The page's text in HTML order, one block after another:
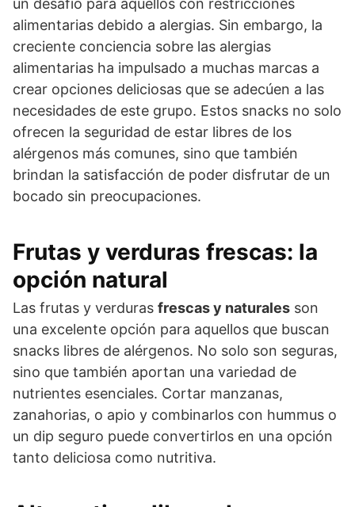
un desafío para aquellos con restricciones
alimentarias debido a alergias. Sin embargo, la
creciente conciencia sobre las alergias
alimentarias ha impulsado a muchas marcas a
crear opciones deliciosas que se adecúen a las
necesidades de este grupo. Estos snacks no solo
ofrecen la seguridad de estar libres de los
alérgenos más comunes, sino que también
brindan la satisfacción de poder disfrutar de un
bocado sin preocupaciones.
Frutas y verduras frescas: la
opción natural
Las frutas y verduras frescas y naturales son
una excelente opción para aquellos que buscan
snacks libres de alérgenos. No solo son seguras,
sino que también aportan una variedad de
nutrientes esenciales. Cortar manzanas,
zanahorias, o apio y combinarlos con hummus o
un dip seguro puede convertirlos en una opción
tanto deliciosa como nutritiva.